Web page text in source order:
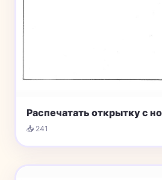
Распечатать открытку с
📥 241